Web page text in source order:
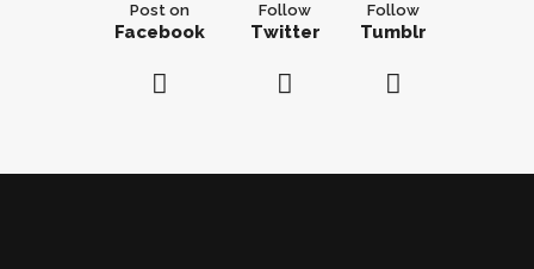
Post on
Facebook
Follow
Twitter
Follow
Tumblr